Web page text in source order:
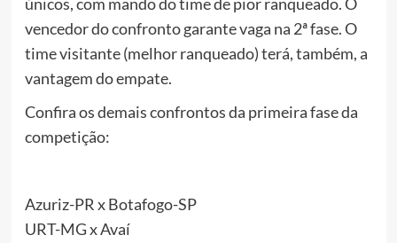
vencedor do confronto garante vaga na 2ª fase. O
time visitante (melhor ranqueado) terá, também, a
vantagem do empate.
Confira os demais confrontos da primeira fase da
competição:
Azuriz-PR x Botafogo-SP
URT-MG x Avaí